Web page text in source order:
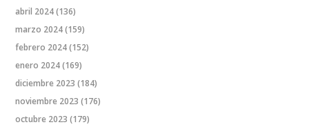
abril 2024(136)
marzo 2024(159)
febrero 2024(152)
enero 2024(169)
diciembre 2023 (184)
noviembre 2023 (176)
octubre 2023 (179)